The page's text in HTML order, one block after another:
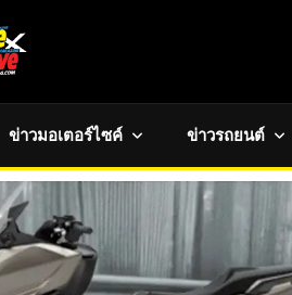
ข่าวมอเตอร์ไซค์ ข่าวรถยนต์